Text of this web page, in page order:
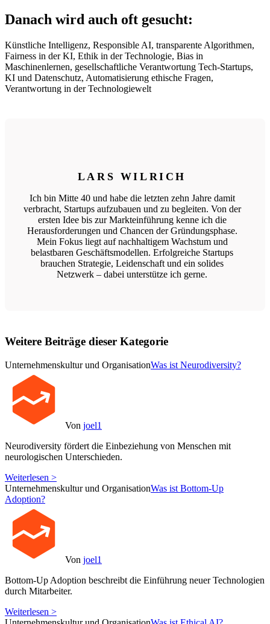
Danach wird auch oft gesucht:
Künstliche Intelligenz, Responsible AI, transparente Algorithmen,
Fairness in der KI, Ethik in der Technologie, Bias in
Maschinenlernen, gesellschaftliche Verantwortung Tech-Startups,
KI und Datenschutz, Automatisierung ethische Fragen,
Verantwortung in der Technologiewelt
LARS WILRICH
Ich bin Mitte 40 und habe die letzten zehn Jahre damit
verbracht, Startups aufzubauen und zu begleiten. Von der
ersten Idee bis zur Markteinführung kenne ich die
Herausforderungen und Chancen der Gründungsphase.
Mein Fokus liegt auf nachhaltigem Wachstum und
belastbaren Geschäftsmodellen. Erfolgreiche Startups
brauchen Strategie, Leidenschaft und ein solides
Netzwerk – dabei unterstütze ich gerne.
Weitere Beiträge dieser Kategorie
Unternehmenskultur und OrganisationWas ist Neurodiversity?
Von joel1
Neurodiversity fördert die Einbeziehung von Menschen mit
neurologischen Unterschieden.
Weiterlesen >
Unternehmenskultur und OrganisationWas ist Bottom-Up
Adoption?
Von joel1
Bottom-Up Adoption beschreibt die Einführung neuer Technologien
durch Mitarbeiter.
Weiterlesen >